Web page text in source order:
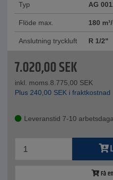
Typ AG
Flöde max. 180
Anslutning tryckluft R 1/2"
7.020,00SEK
inkl. moms.8.775,00 SEK
Plus 240,00 SEK i fraktkostnad
Leveranstid 7-10
Få